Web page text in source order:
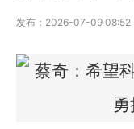
发布：2026-07-09 08:52 |